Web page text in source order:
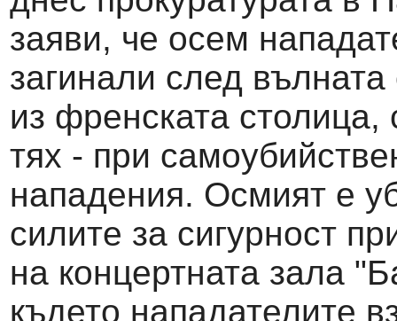
заяви, че осем
загинали след вълната
из френската столица,
тях - при
нападения. Осмият е
силите за сигурност
на концертната зала
където нападателите